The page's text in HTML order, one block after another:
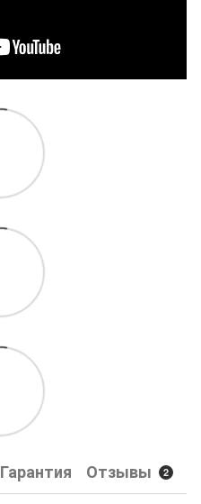
Гарантия Отзывы 2